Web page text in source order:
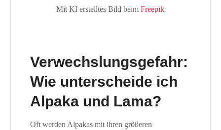
Mit KI erstelltes Bild beimFreepik
Verwechslungsgefahr:
Wie unterscheide ich
Alpaka und Lama?
Oft werden Alpakas mit ihren größeren